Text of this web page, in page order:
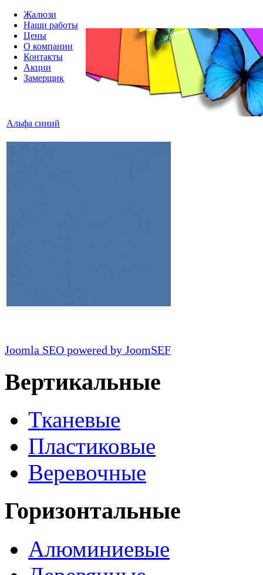
Жалюзи
Наши работы
Цены
О компании
Контакты
Акции
Замерщик
Альфа синий
Joomla SEO powered by JoomSEF
Вертикальные
Тканевые
Пластиковые
Веревочные
Горизонтальные
Алюминиевые